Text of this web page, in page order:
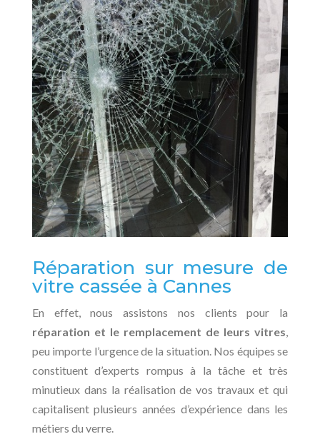
Réparation sur mesure de
vitre cassée à Cannes
En effet, nous assistons nos clients pour la
réparation et le remplacement de leurs vitres,
peu importe l’urgence de la situation. Nos équipes se
constituent d’experts rompus à la tâche et très
minutieux dans la réalisation de vos travaux et qui
capitalisent plusieurs années d’expérience dans les
métiers du verre.